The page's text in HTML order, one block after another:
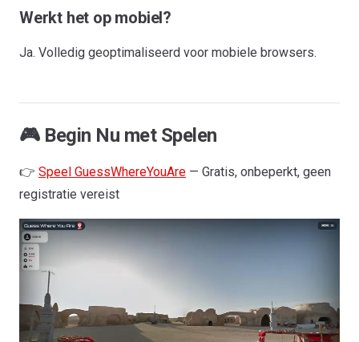
Werkt het op mobiel?
Ja. Volledig geoptimaliseerd voor mobiele browsers.
🎮 Begin Nu met Spelen
👉 Speel GuessWhereYouAre — Gratis, onbeperkt, geen
registratie vereist